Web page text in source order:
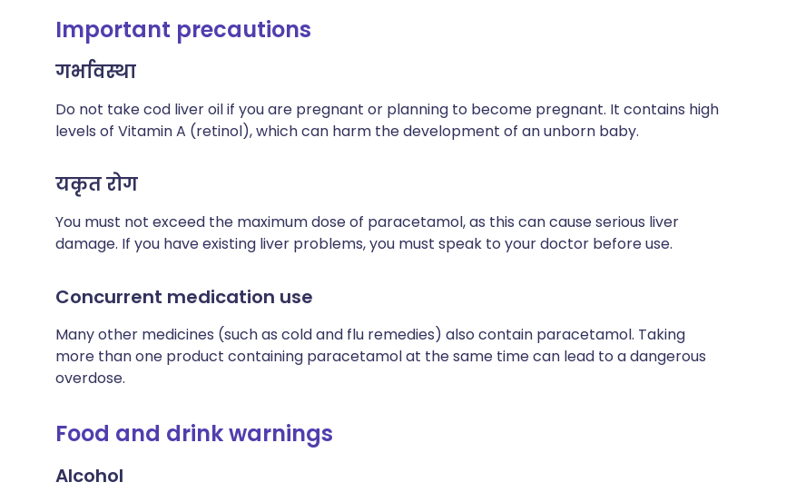
Important precautions
गर्भावस्था
Do not take cod liver oil if you are pregnant or planning to become pregnant. It contains high
levels of Vitamin A (retinol), which can harm the development of an unborn baby.
यकृत रोग
You must not exceed the maximum dose of paracetamol, as this can cause serious liver
damage. If you have existing liver problems, you must speak to your doctor before use.
Concurrent medication use
Many other medicines (such as cold and flu remedies) also contain paracetamol. Taking
more than one product containing paracetamol at the same time can lead to a dangerous
overdose.
Food and drink warnings
Alcohol